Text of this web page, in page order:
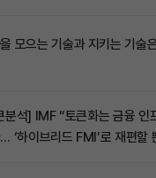
모으는 기술과 지키는 기술
분석] IMF “토큰화는 금융 인
‘하이브리드 FMI’로 재편할